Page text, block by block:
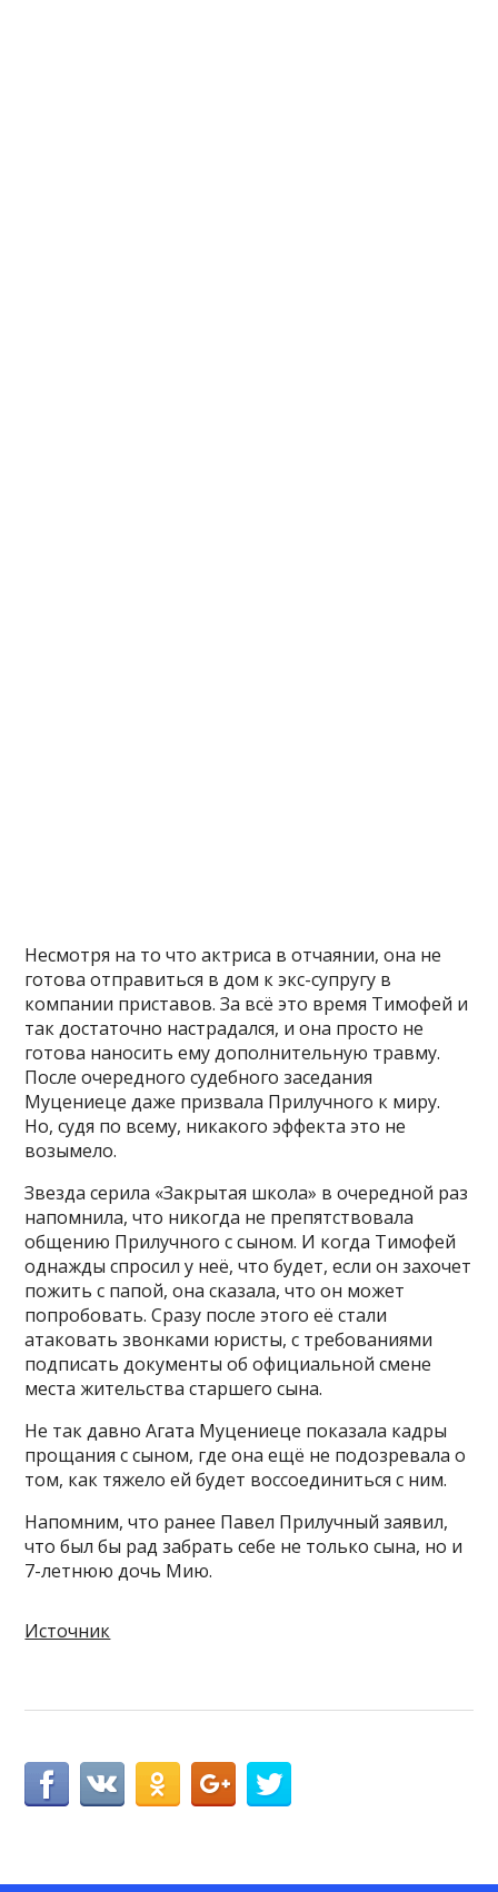
Несмотря на то что актриса в отчаянии, она не
готова отправиться в дом к экс-супругу в
компании приставов. За всё это время Тимофей и
так достаточно настрадался, и она просто не
готова наносить ему дополнительную травму.
После очередного судебного заседания
Муцениеце даже призвала Прилучного к миру.
Но, судя по всему, никакого эффекта это не
возымело.
Звезда серила «Закрытая школа» в очередной раз
напомнила, что никогда не препятствовала
общению Прилучного с сыном. И когда Тимофей
однажды спросил у неё, что будет, если он захочет
пожить с папой, она сказала, что он может
попробовать. Сразу после этого её стали
атаковать звонками юристы, с требованиями
подписать документы об официальной смене
места жительства старшего сына.
Не так давно Агата Муцениеце показала кадры
прощания с сыном, где она ещё не подозревала о
том, как тяжело ей будет воссоединиться с ним.
Напомним, что ранее Павел Прилучный заявил,
что был бы рад забрать себе не только сына, но и
7-летнюю дочь Мию.
Источник